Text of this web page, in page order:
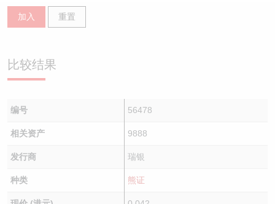
加入 重置
比较结果
编号 56478
相关资产 9888
发行商 瑞银
种类 熊证
认股证文件及公告
牛熊证分析仪
牛熊证文件及公告
牛熊证文件及公告 (瑞信)
AH 股价对照
ADR
收市竞价变化